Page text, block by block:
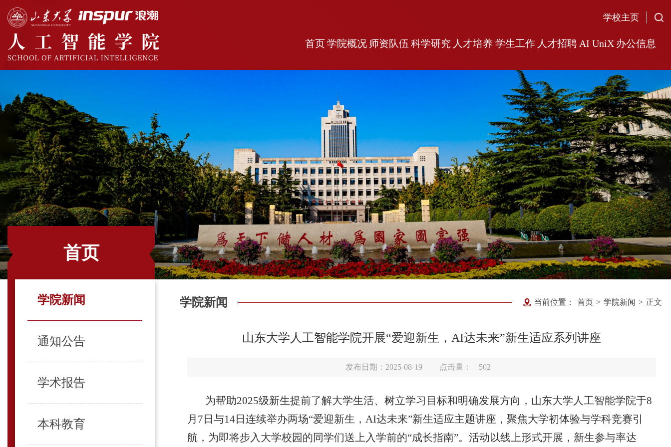
学校主页
首页学院概况 师资队伍 科学研究 人才培养 学生工作 人才招聘 AI UniX 办公信息
首页
学院新闻
通知公告
学术报告
本科教育
学院新闻 当前位置： 首页 > 学院新闻 > 正文
山东大学人工智能学院开展“爱迎新生，AI达未来”新生适应系列讲座
发布日期：2025-08-19 点击量： 502
为帮助2025级新生提前了解大学生活、树立学习目标和明确发展方向，山东大学人工智能学院于8
月7日与14日连续举办两场“爱迎新生，AI达未来”新生适应主题讲座，聚焦大学初体验与学科竞赛引
航，为即将步入大学校园的同学们送上入学前的“成长指南”。活动以线上形式开展，新生参与率达